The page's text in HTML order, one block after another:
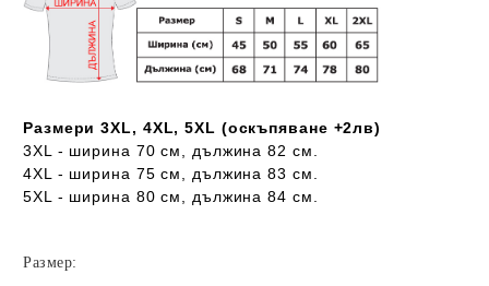
Размери 3XL, 4XL, 5XL (оскъпяване +2лв)
3XL - ширина 70 см, дължина 82 см.
4XL - ширина 75 см, дължина 83 см.
5XL - ширина 80 см, дължина 84 см.
Размер: